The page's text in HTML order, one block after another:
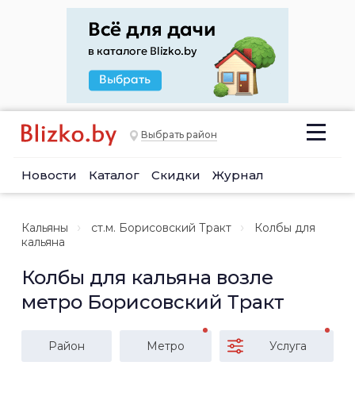
Выбрать район
Новости Каталог Скидки Журнал
Кальяны ст.м. Борисовский Тракт
Колбы для
кальяна
Колбы для кальяна возле
метро Борисовский Тракт
Район Метро Услуга